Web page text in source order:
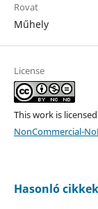
Rovat
Műhely
License
This work is
NonCommercial-
Hasonló cikkek